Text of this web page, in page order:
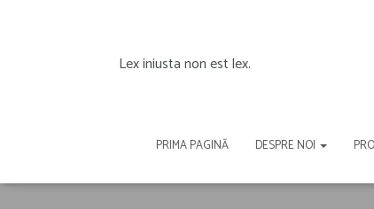
Lex iniusta non est lex.
PRIMA PAGINĂ DESPRE NOI